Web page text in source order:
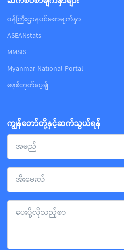
ဝန်ကြီးဌာနပင်မစာမျက်နှာ
ASEANstats
MMSIS
Myanmar National Portal
ဖေ့စ်ဘုတ်ပေ့ချ်
ကျွန်တော်တို့နှင့်ဆက်သွယ်ရန်